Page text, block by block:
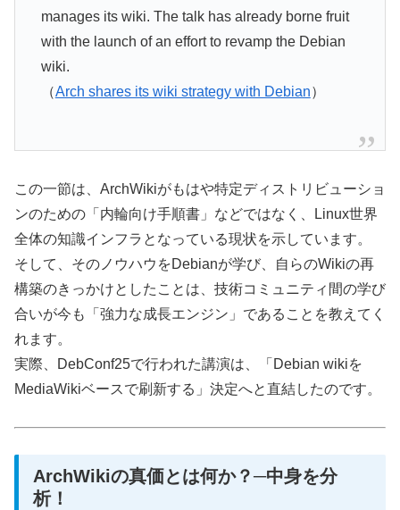
manages its wiki. The talk has already borne fruit
with the launch of an effort to revamp the Debian
wiki.
（Arch shares its wiki strategy with Debian）
この一節は、ArchWikiがもはや特定ディストリビューショ
ンのための「内輪向け手順書」などではなく、Linux世界
全体の知識インフラとなっている現状を示しています。
そして、そのノウハウをDebianが学び、自らのWikiの再
構築のきっかけとしたことは、技術コミュニティ間の学び
合いが今も「強力な成長エンジン」であることを教えてく
れます。
実際、DebConf25で行われた講演は、「Debian wikiを
MediaWikiベースで刷新する」決定へと直結したのです。
ArchWikiの真価とは何か？─中身を分
析！